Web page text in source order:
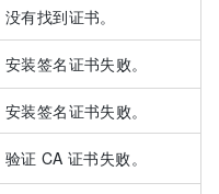
没有找到证书。
安装签名证书失败。
安装签名证书失败。
验证 CA 证书失败。